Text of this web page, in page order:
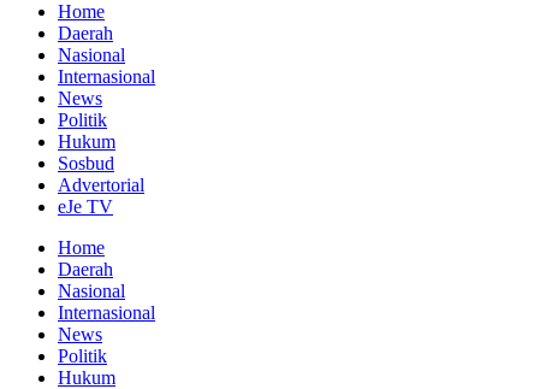
Home
Daerah
Nasional
Internasional
News
Politik
Hukum
Sosbud
Advertorial
eJe TV
Home
Daerah
Nasional
Internasional
News
Politik
Hukum